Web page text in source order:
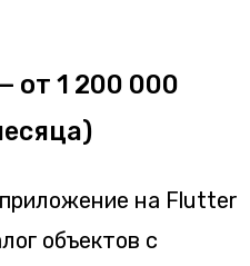
от 1 200 000
на Flutter
объектов с